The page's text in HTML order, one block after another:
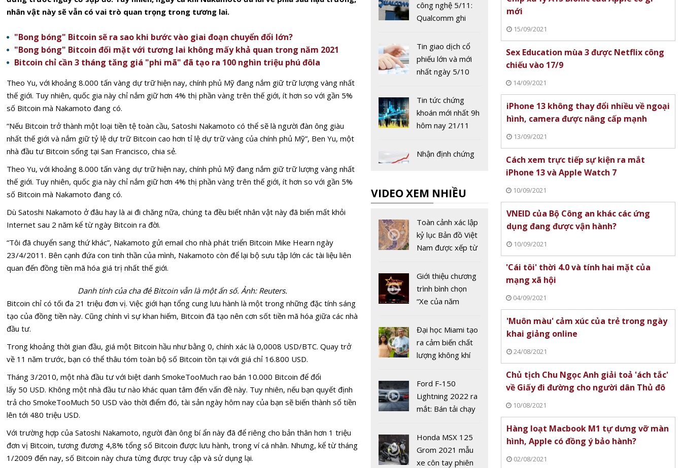
nhân vật này sẽ vẫn có vai trò quan trọng trong tương lai.
"Bong bóng" Bitcoin sẽ ra sao khi bước vào giai đoạn chuyển đổi lớn?
"Bong bóng" Bitcoin đối mặt với tương lai không mấy khả quan trong năm 2021
Bitcoin chỉ cần 3 tháng tăng giá "phi mã" đã tạo ra 100 nghìn triệu phú đôla
Theo Yu, với khoảng 8.000 tấn vàng dự trữ hiện nay, chính phủ Mỹ đang nắm giữ trữ lượng vàng nhất
thế giới. Tuy nhiên, quốc gia này chỉ nắm giữ hơn 4% thị phần vàng trên thế giới, ít hơn so với gần 5%
số Bitcoin mà Nakamoto đang có.
“Nếu Bitcoin trở thành một loại tiền tệ toàn cầu, Satoshi Nakamoto có thể sẽ là người đàn ông giàu
nhất thế giới và nắm giữ tỷ lệ dự trữ Bitcoin cao hơn tỉ lệ dự trữ vàng của chính phủ Mỹ”, Ben Yu, một
nhà đầu tư Bitcoin sống tại San Francisco, chia sẻ.
Theo Yu, với khoảng 8.000 tấn vàng dự trữ hiện nay, chính phủ Mỹ đang nắm giữ trữ lượng vàng nhất
thế giới. Tuy nhiên, quốc gia này chỉ nắm giữ hơn 4% thị phần vàng trên thế giới, ít hơn so với gần 5%
số Bitcoin mà Nakamoto đang có.
Dù Satoshi Nakamoto ở đâu hay là ai đi chăng nữa, chúng ta đều biết nhân vật này đã biến mất khỏi
Internet sau 2 năm kể từ ngày Bitcoin ra đời.
“Tôi đã chuyển sang thứ khác”, Nakamoto gửi email cho nhà phát triển Bitcoin Mike Hearn ngày
23/4/2011. Bên cạnh đứa con tinh thần của mình, Nakamoto còn để lại bộ sưu tập lớn các tài liệu liên
quan đến đồng tiền mã hóa giá trị nhất thế giới.
Danh tính của cha đẻ Bitcoin vẫn là một ẩn số. Ảnh: Reuters.
Bitcoin chỉ có tối đa 21 triệu đơn vị. Việc giới hạn tổng cung lưu hành là một trong những đặc tính sáng
tạo của đồng tiền này. Cũng chính vì sự khan hiếm, Bitcoin đã tạo nên cơn sốt tiền mã hóa giữa các nhà
đầu tư.
Trong khoảng thời gian đầu, giá một Bitcoin hầu như bằng 0, chính xác là 0,0008 USD/BTC. Quay trở
về 11 năm trước, bạn có thể thâu tóm toàn bộ số Bitcoin tồn tại với giá chỉ 16.800 USD.
Tháng 3/2010, một nhà đầu tư với biệt danh SmokeTooMuch rao bán 10.000 Bitcoin để đổi
lấy 50 USD. Không một nhà đầu tư nào khác quan tâm đến vấn đề này. Tuy nhiên, nếu bạn quyết định
trả cho SmokeTooMuch 50 USD vào thời điểm đó, tài sản ngày hôm nay của bạn sẽ biến thành số tiền
lên tới 480 triệu USD.
Với trường hợp của Satoshi Nakamoto, người đàn ông bí ẩn này đã để riêng cho bản thân hơn 1 triệu
đơn vị Bitcoin, tương đương 4,8% tổng số Bitcoin được lưu hành, trong ví cá nhân. Nhưng, kể từ tháng
1/2009 đến nay, số Bitcoin này chưa từng được truy cập và sử dụng lại.
công nghệ 5/11:
Qualcomm ghi
phiếu tăng cao
Tin giao dịch cổ
phiếu lớn và mới
nhất ngày 5/10
Tin tức chứng
khoán mới nhất 9h
hôm nay 21/11
Nhận định chứng
trường tăng
mạnh”
VRE, VN-Index
giảm sang phiên
thứ hai
FED chính thức hạ
đến những tín hiệu
tích cực
VIDEO XEM NHIỀU
Toàn cảnh xác lập
kỷ lục Bản đồ Việt
Nam được xếp từ
năm 2022
Giới thiệu chương
trình bình chọn
“Xe của năm
Đại học Miami tạo
ra cảm biến chất
lượng không khí
19
Ford F-150
Lightning 2022 ra
mắt: Bán tải chạy
chưa đến 40 nghìn
USD
Honda MSX 125
Grom 2021 mẫu
xe côn tay phiên
mới
15/09/2021
Sex Education mùa 3 được Netflix công
chiếu vào 17/9
14/09/2021
iPhone 13 không thay đổi nhiều về ngoại
hình, camera được nâng cấp mạnh
13/09/2021
Cách xem trực tiếp sự kiện ra mắt
iPhone 13 và Apple Watch 7
10/09/2021
VNEID của Bộ Công an khác các ứng
dụng đang được vận hành?
10/09/2021
'Cái tôi' thời 4.0 và tính hai mặt của
mạng xã hội
04/09/2021
'Muôn màu' cảm xúc của trẻ trong ngày
khai giảng online
24/08/2021
Chủ tịch Chu Ngọc Anh giải toả 'ách tắc'
về Giấy đi đường cho người dân Thủ đô
10/08/2021
Hàng loạt Macbook M1 tự dưng vỡ màn
hình, Apple có đồng ý bảo hành?
02/08/2021